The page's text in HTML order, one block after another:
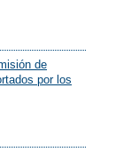
de
por los